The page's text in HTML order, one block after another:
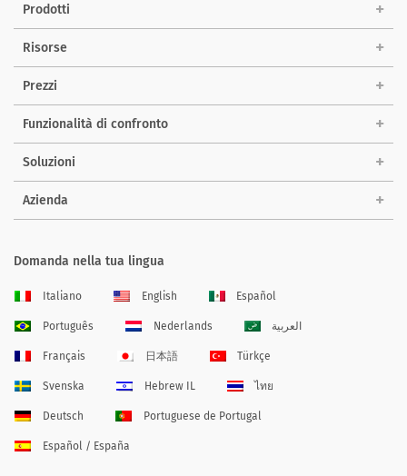
Prodotti
Risorse
Prezzi
Funzionalità di confronto
Soluzioni
Azienda
Domanda nella tua lingua
Italiano English Español
Português Nederlands العربية
Français 日本語 Türkçe
Svenska Hebrew IL ไทย
Deutsch Portuguese de Portugal
Español / España